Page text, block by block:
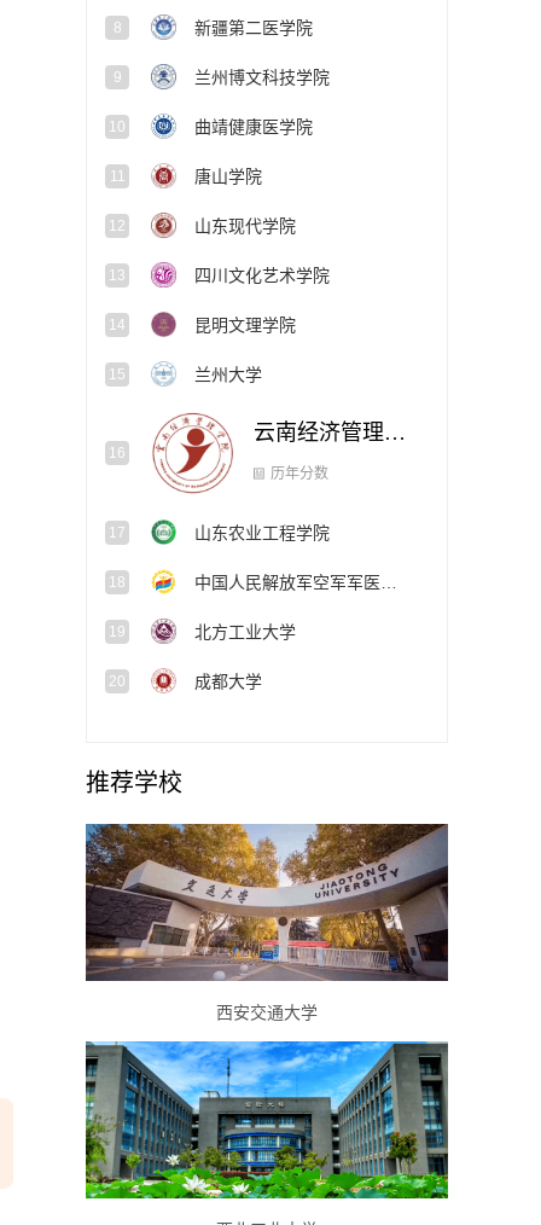
8 新疆第二医学院
9 兰州博文科技学院
10 曲靖健康医学院
11 唐山学院
12 山东现代学院
13 四川文化艺术学院
14 昆明文理学院
15 兰州大学
云南经济管理学院
历年分数
18
19 北方工业大学
20 成都大学
推荐学校
西安交通大学